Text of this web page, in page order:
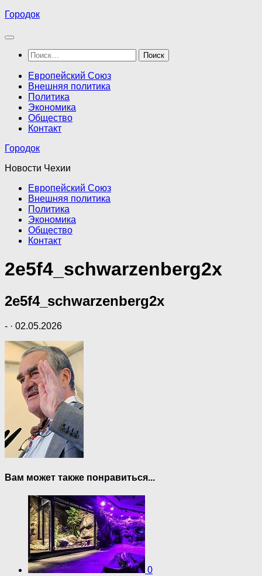
Перейти
содержимому
Городок
Найти:
Европейский Союз
Внешняя политика
Политика
Экономика
Общество
Контакт
Городок
Новости Чехии
Европейский Союз
Внешняя политика
Политика
Экономика
Общество
Контакт
2e5f4_schwarzenberg2x
2e5f4_schwarzenberg2x
- · 02.05.2026
Вам может также понравиться...
0